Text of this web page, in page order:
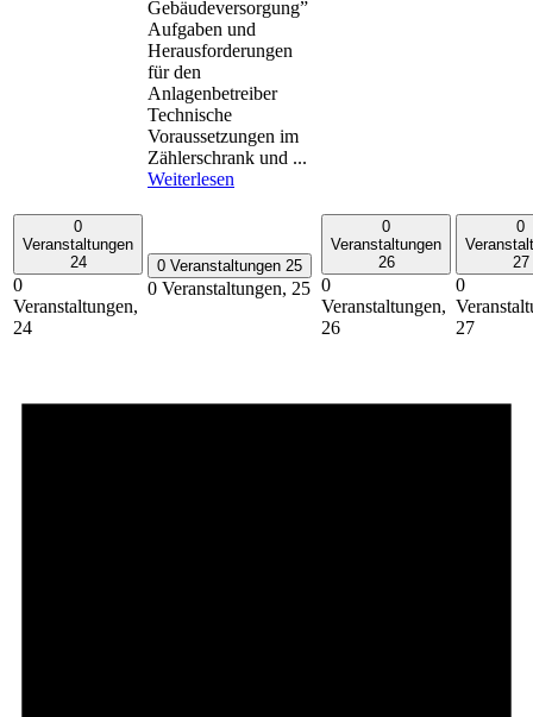
Gebäudeversorgung”
Aufgaben und
Herausforderungen
für den
Anlagenbetreiber
Technische
Voraussetzungen im
Zählerschrank und ...
Weiterlesen
0
Veranstaltungen
24
0
Veranstaltungen,
24
0 Veranstaltungen 25
0 Veranstaltungen, 25
0
Veranstaltungen
26
0
Veranstaltungen,
26
0
27
0
27